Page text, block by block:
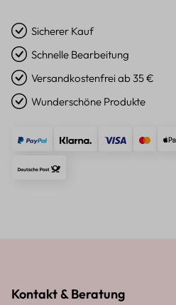
Sicherer Kauf
Schnelle Bearbeitung
Versandkostenfrei ab 35 €
Wunderschöne Produkte
Kontakt & Beratung